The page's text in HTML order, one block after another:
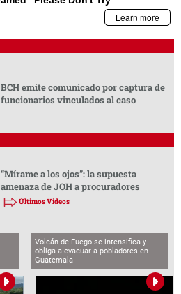
BCH emite comunicado por captura de
funcionarios vinculados al caso
“Mírame a los ojos”: la supuesta
amenaza de JOH a procuradores
Últimos Videos
Volcán de Fuego se intensifica y
obliga a evacuar a pobladores en
Guatemala